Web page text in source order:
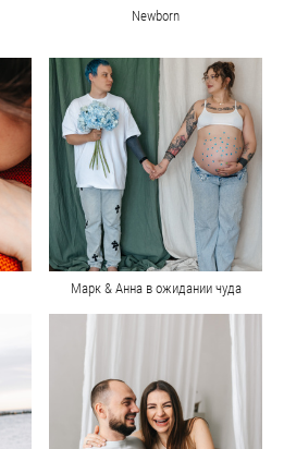
Newborn
Марк & Анна в ожидании чуда